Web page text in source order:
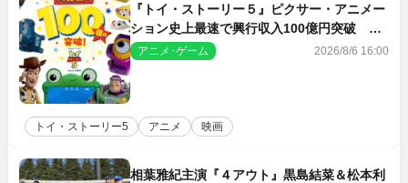
『トイ・ストーリー５』ピクサー・アニメー
ション史上最速で興行収入100億円突破 シ
リーズNo.1興収が目前
アニメ･ゲーム 2026/8/6 16:00
トイ・ストーリー5 アニメ 映画
相葉雅紀主演『４アウト』黒島結菜＆松本利